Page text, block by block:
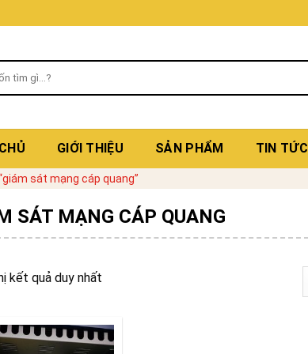
GIỚI THIỆU SẢN PHẨM TIN TỨC
sát mạng cáp quang”
SÁT MẠNG CÁP QUANG
kết quả duy nhất